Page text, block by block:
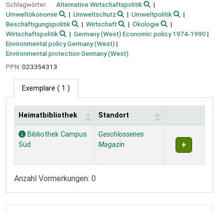
Schlagwörter:
Alternative Wirtschaftspolitik
Umweltökonomie
Umweltschutz
Umweltpolitik
Beschäftigungspolitik
Wirtschaft
Ökologie
Wirtschaftspolitik
Germany (West) Economic policy 1974-1990
Environmental policy Germany (West)
Environmental protection Germany (West)
PPN: 023354313
Exemplare ( 1 )
Exemplare
Heimatbibliothek Standort
Bibliothek Campus
Süd
Geschlossenes
Magazin
Anzahl Vormerkungen: 0